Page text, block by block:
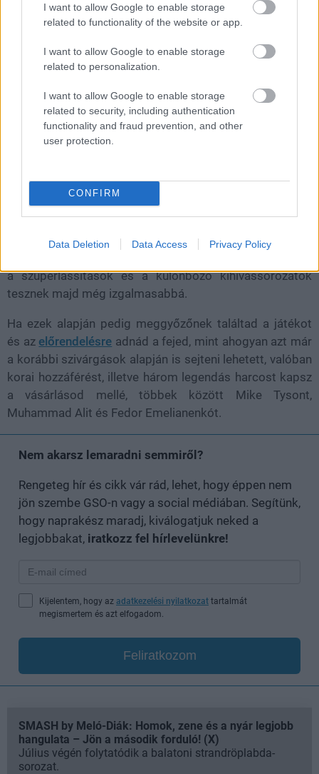
I want to allow Google to enable storage
related to functionality of the website or app.
I want to allow Google to enable storage
related to personalization.
I want to allow Google to enable storage
related to security, including authentication
functionality and fraud prevention, and other
user protection.
CONFIRM
Data Deletion Data Access Privacy Policy
Az UFC 5 minden bizonnyal az előző részeknél
összetettebb és gördülékenyebb harcokat kínál majd az
a szuperlassítások és a különböző kihívássorozatok
tesznek majd még izgalmasabbá.
Ha ezek alapján pedig meggyőzőnek találtad a játékot
és az előrendelésre adnád a fejed, mint ahogyan azt már
a korábbi szivárgások alapján is sejteni lehetett, valóban
korai hozzáférést, illetve három legendás harcost kapsz
a vásárlásod mellé, többek között Mike Tysont,
Muhammad Alit és Fedor Emelianenkót.
Nem akarsz lemaradni semmiről?
Rengeteg hír és cikk vár rád, lehet, hogy éppen nem
jön szembe GSO-n vagy a social médiában. Segítünk,
hogy naprakész maradj, kiválogatjuk neked a
legjobbakat, iratkozz fel hírlevelünkre!
Kijelentem, hogy az adatkezelési nyilatkozat tartalmát
megismertem és azt elfogadom.
Feliratkozom
SMASH by Meló-Diák: Homok, zene és a nyár legjobb
hangulata – Jön a második forduló! (X)
Július végén folytatódik a balatoni strandröplabda-
sorozat.